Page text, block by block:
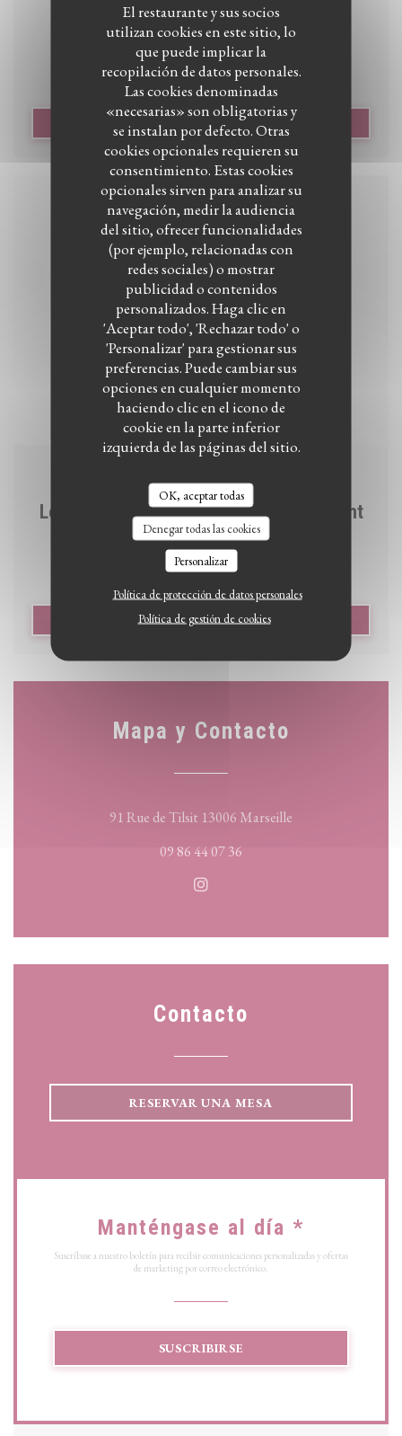
El restaurante y sus socios
utilizan cookies en este sitio, lo
que puede implicar la
recopilación de datos personales.
Las cookies denominadas
«necesarias» son obligatorias y
se instalan por defecto. Otras
cookies opcionales requieren su
consentimiento. Estas cookies
opcionales sirven para analizar su
navegación, medir la audiencia
del sitio, ofrecer funcionalidades
(por ejemplo, relacionadas con
redes sociales) o mostrar
publicidad o contenidos
personalizados. Haga clic en
'Aceptar todo', 'Rechazar todo' o
'Personalizar' para gestionar sus
preferencias. Puede cambiar sus
opciones en cualquier momento
haciendo clic en el icono de
cookie en la parte inferior
izquierda de las páginas del sitio.
OK, aceptar todas
Denegar todas las cookies
Personalizar
Política de protección de datos personales
Política de gestión de cookies
27/11/2023
Ouverture Bidoche article
LEA EL ARTICULO ((ABRE EN UNA NUEVA
16/11/2023
Le grand Pastis / ouverture du restaurant
Bidoche
LEA EL ARTICULO((ABRE EN UNA NUEVA
Mapa y Contacto
91 Rue de Tilsit 13006 Marseille
09 86 44 07 36
Instagram ((abre en una
Contacto
RESERVAR UNA MESA
Manténgase al día *
Suscríbase a nuestro boletín para recibir comunicaciones personalizadas y ofertas
de marketing por correo electrónico.
SUSCRIBIRSE